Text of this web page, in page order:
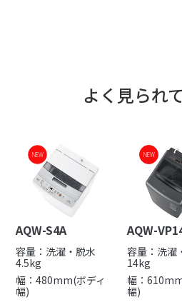
よく見られ
NEW
AQW-S4A
容量：洗濯・脱水
4.5kg
幅：480mm(ボディ
幅)
NEW
NEW
AQW-
容量：洗濯
14kg
幅：
幅)